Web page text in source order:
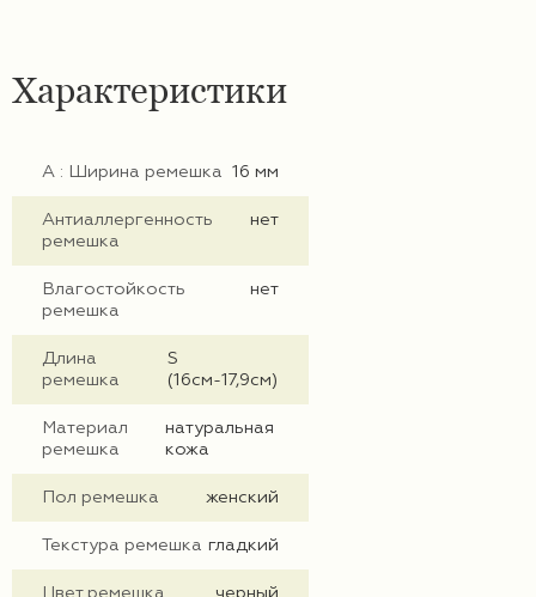
Характеристики
А : Ширина ремешка 16 мм
Антиаллергенность
ремешка
нет
Влагостойкость
ремешка
нет
Длина
ремешка
S
(16см-17,9см)
Материал
ремешка
натуральная
кожа
Пол ремешка женский
Текстура ремешка гладкий